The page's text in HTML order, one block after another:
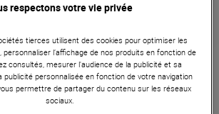
TAEG fixe :
Garantie3 ans
à la Garantie Sérénité
respectons votre vie privée
tierces utilisent des cookies pour optimiser les
l’affichage de nos produits en fonction de
consultés, mesurer l'audience de la publicité et sa
publicité personnalisée en fonction de votre navigation
permettre de partager du contenu sur les réseaux
sociaux.